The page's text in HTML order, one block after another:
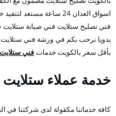
اسواق العدان 24 ساعة مستعد لتنفيذ خدمات
فني تصليح ستلايت فني صيانة
يدويا نرحب بكم في ورشة فني ستلايت
بأقل سعر بالكويت خدماتفني
خدمة عملاء ستلايت
كافة خدماتنا مكفولة لدى شركتنا في